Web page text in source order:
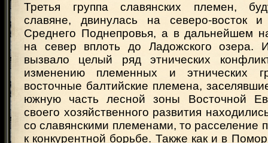
Третья группа славянских племен,
славяне, двинулась на северо-
Среднего Поднепровья, а в дальнейшем
на север вплоть до Ладожского озера.
вызвало целый ряд этнических
изменению племенных и этнических
восточные балтийские племена,
южную часть лесной зоны Восточной
своего хозяйственного развития
со славянскими племенами, то расселение
к конкурентной борьбе. Также как и в